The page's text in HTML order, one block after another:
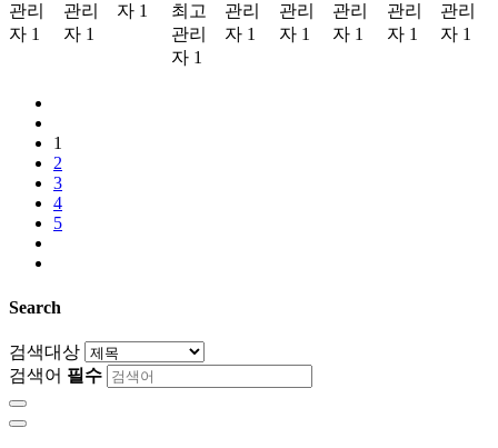
관리
자 1
관리
자 1
자 1
최고
관리
자 1
관리
자 1
관리
자 1
관리
자 1
관리
자 1
관리
자 1
1
2
3
4
5
Search
검색대상
검색어 필수